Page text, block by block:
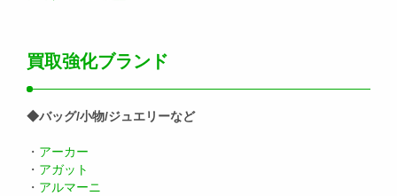
買取強化ブランド
◆バッグ/小物/ジュエリーなど
・ アーカー
・ アガット
・ アルマーニ